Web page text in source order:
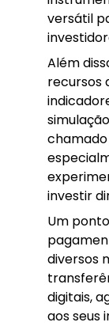
versátil
Além
recursos
chamado
investir
Um
diversos
digitais,
aos seus